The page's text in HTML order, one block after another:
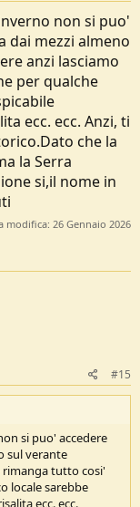
non si puo'
dai mezzi almeno
anzi lasciamo
per qualche
ecc. ecc. Anzi, ti
che la
la Serra
si,il nome in
modifica: 26 Gennaio 2026
#15
si puo' accedere
sul verante
rimanga tutto cosi'
locale sarebbe
ecc. ecc.